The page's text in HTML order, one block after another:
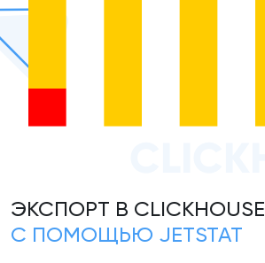
ЭКСПОРТ В CLICKHOUSE
С ПОМОЩЬЮ JETSTAT